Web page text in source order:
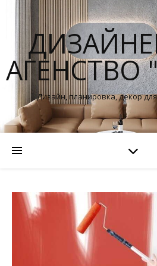
АГЕНСТВО
Дизайн, планировка, декор